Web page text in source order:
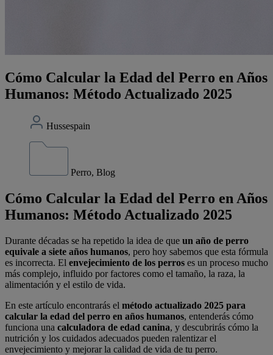
Cómo Calcular la Edad del Perro en Años
Humanos: Método Actualizado 2025
Hussespain
Perro, Blog
Cómo Calcular la Edad del Perro en Años
Humanos: Método Actualizado 2025
Durante décadas se ha repetido la idea de que un año de perro
equivale a siete años humanos, pero hoy sabemos que esta fórmula
es incorrecta. El envejecimiento de los perros es un proceso mucho
más complejo, influido por factores como el tamaño, la raza, la
alimentación y el estilo de vida.
En este artículo encontrarás el método actualizado 2025 para
calcular la edad del perro en años humanos, entenderás cómo
funciona una calculadora de edad canina, y descubrirás cómo la
nutrición y los cuidados adecuados pueden ralentizar el
envejecimiento y mejorar la calidad de vida de tu perro.